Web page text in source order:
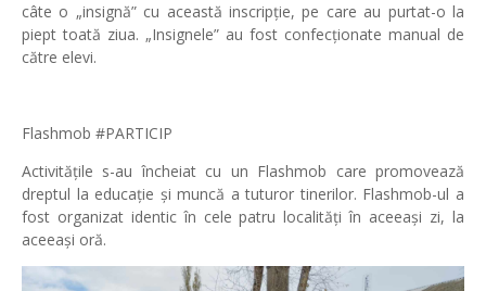
câte o „insignă” cu această inscripție, pe care au purtat-o la
piept toată ziua. „Insignele” au fost confecționate manual de
către elevi.
Flashmob #PARTICIP
Activitățile s-au încheiat cu un Flashmob care promovează
dreptul la educație și muncă a tuturor tinerilor. Flashmob-ul a
fost organizat identic în cele patru localități în aceeași zi, la
aceeași oră.